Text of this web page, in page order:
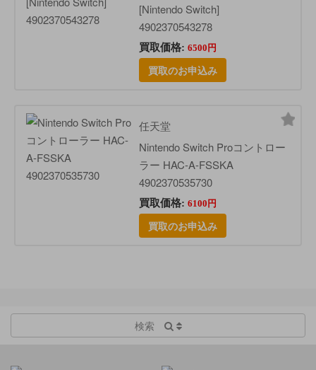
[Nintendo Switch]
4902370543278
買取価格: 6500円
買取のお申込み
任天堂
Nintendo Switch Proコントロー
ラー HAC-A-FSSKA
4902370535730
買取価格: 6100円
買取のお申込み
検索